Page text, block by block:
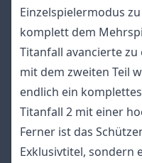
Einzelspielermodus
komplett dem
Titanfall avancierte
mit dem zweiten Teil
endlich ein
Titanfall 2 mit einer
Ferner ist das
Exklusivtitel, sondern